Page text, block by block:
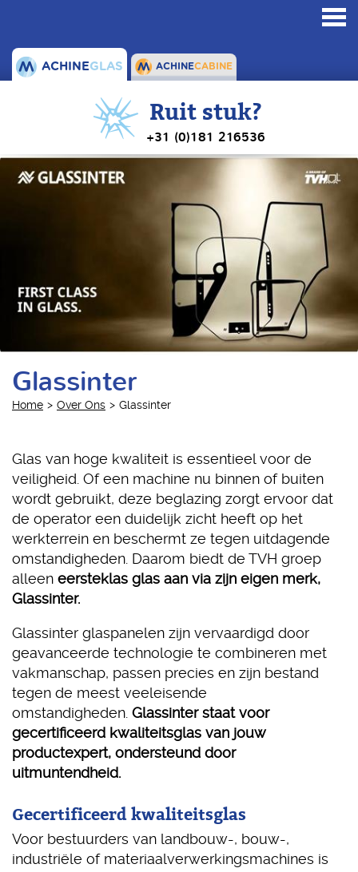
ACHINEGLAS ACHINECABINE
Ruit stuk?
+31 (0)181 216536
Glassinter
Home Over Ons Glassinter
Glas van hoge kwaliteit is essentieel voor de
veiligheid. Of een machine nu binnen of buiten
wordt gebruikt, deze beglazing zorgt ervoor dat
de operator een duidelijk zicht heeft op het
werkterrein en beschermt ze tegen uitdagende
omstandigheden. Daarom biedt de TVH groep
alleen eersteklas glas aan via zijn eigen merk,
Glassinter.
Glassinter glaspanelen zijn vervaardigd door
geavanceerde technologie te combineren met
vakmanschap, passen precies en zijn bestand
tegen de meest veeleisende
omstandigheden. Glassinter staat voor
gecertificeerd kwaliteitsglas van jouw
productexpert, ondersteund door
uitmuntendheid.
Gecertificeerd kwaliteitsglas
Voor bestuurders van landbouw-, bouw-,
industriële of materiaalverwerkingsmachines is